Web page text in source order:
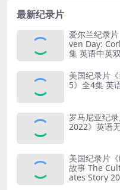
最新纪录片
爱尔兰纪录
ven Day:
集 英语中英
美国纪录片
5》全4集 英
罗马尼亚纪
2022》英语
美国纪录片
故事 The
ates Story